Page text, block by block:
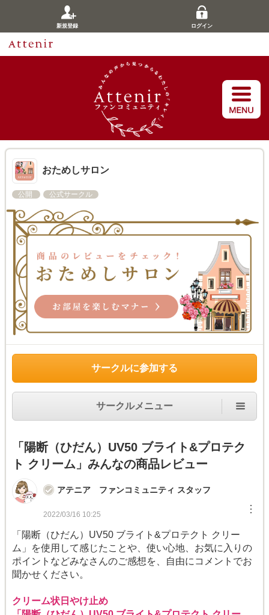
新規登録 ログイン
おためしサロン
公開 公式サークル
サークルに参加する
サークルメニュー
「陽断（ひだん）UV50 ブライト&プロテク
ト クリーム」みんなの商品レビュー
アテニア ファンコミュニティ スタッフ
2022/03/16 10:25 ︙
「陽断（ひだん）UV50 ブライト&プロテクト クリー
ム」を使用して感じたことや、使い心地、お気に入りの
ポイントなどみなさんのご感想を、自由にコメントでお
聞かせください。
クリーム状日やけ止め